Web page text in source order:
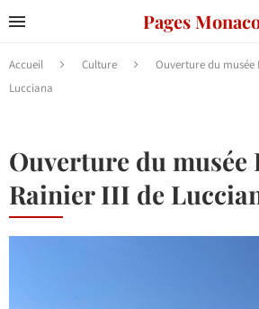
Pages
Accueil Culture
Ouverture du musée
Lucciana
Ouverture du musée
Rainier III de